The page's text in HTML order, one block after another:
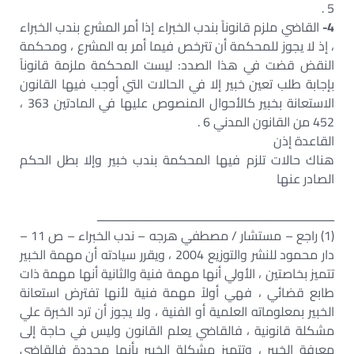
5 .
4- القاضي ملزم قانوناً بندب الخبراء إذا أمر المشرع بندب الخبراء
، إذ لا يجوز للمحكمة أن تترخص فيما أمر به المشرع ، ومحكمة
النقض قضت في هذا الصدد: ليست المحكمة ملزمة قانوناً
بإجابة طلب تعين خبير إلا في الحالات التي أوجب فيها القانون
الاستعانة بخبير كالأحوال المنصوص عليها في المادتين 363 ،
452 من القانون المدني 6 .
القاعدة إذن
هناك حالات تلزم فيها المحكمة بندب خبير وإلا بطل الحكم
الصادر عنها
ـــــــــــــــــــــــــــــــــــــــــــــــــــــــــــــــــــــــــــ
(1) راجع – مستشار / مصطفي هرجه – ندب الخبراء – ص 11 –
دار محمود للنشر والتوزيع 2004 ، ويقرر سيادته أن مهمة الخبير
تتميز بخاصتين ، الأولي أنها مهمة فنية والثانية أنها مهمة ذات
طابع قضائي ، فهي أولاً مهمة فنية لأنها تفترض استعانة
الخبير بمعلوماته العلمية أو الفنية ، ولا يجوز أن ترد الخبرة علي
مشكلة قانونية ، فالقاضي يعلم القانون وليس في حاجة إلى
معرفة الخبير ، وتتميز مشكلة الخبير بأنها محددة فالقاضي